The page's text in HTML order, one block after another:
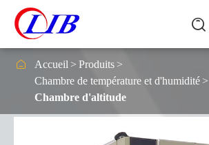

 Accueil
Produits
Chambre de température et d'humidité
Chambre d'altitude